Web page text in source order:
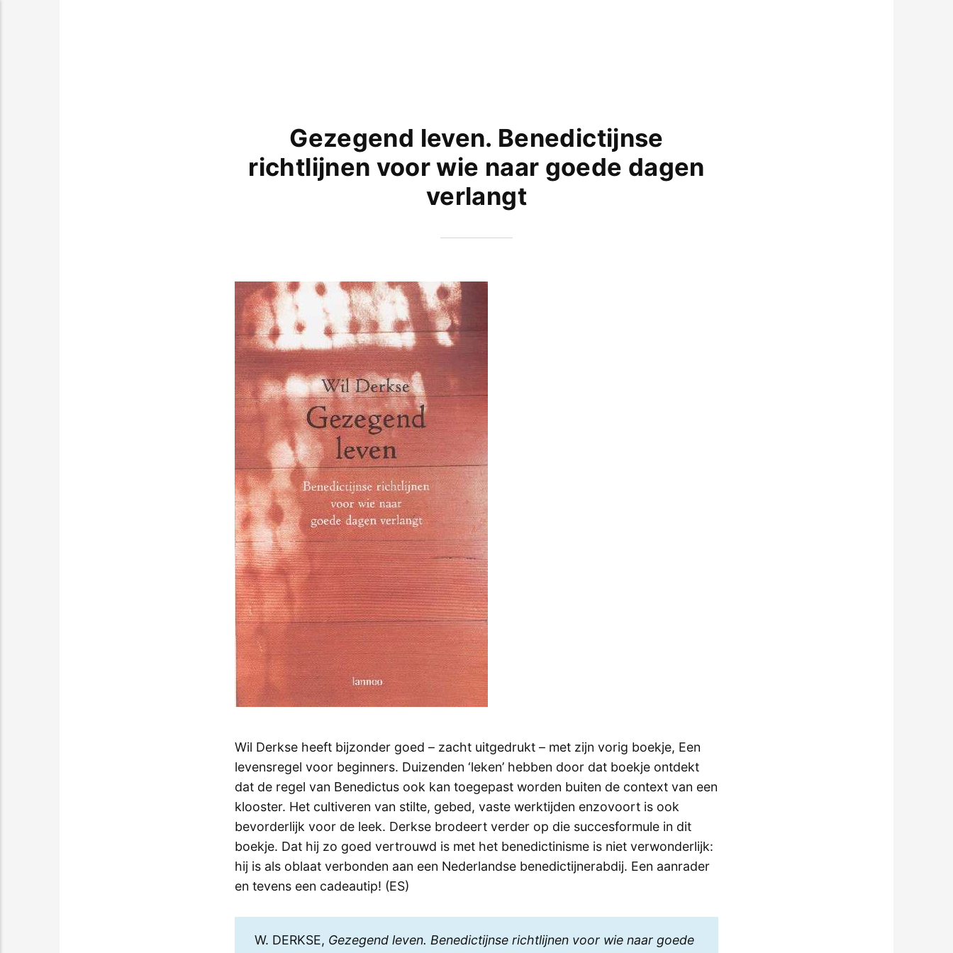
Gezegend leven. Benedictijnse
richtlijnen voor wie naar goede dagen
verlangt
Wil Derkse heeft bijzonder goed – zacht uitgedrukt – met zijn vorig boekje, Een
levensregel voor beginners. Duizenden ‘leken’ hebben door dat boekje ontdekt
dat de regel van Benedictus ook kan toegepast worden buiten de context van een
klooster. Het cultiveren van stilte, gebed, vaste werktijden enzovoort is ook
bevorderlijk voor de leek. Derkse brodeert verder op die succesformule in dit
boekje. Dat hij zo goed vertrouwd is met het benedictinisme is niet verwonderlijk:
hij is als oblaat verbonden aan een Nederlandse benedictijnerabdij. Een aanrader
en tevens een cadeautip! (ES)
W. DERKSE, Gezegend leven. Benedictijnse richtlijnen voor wie naar goede